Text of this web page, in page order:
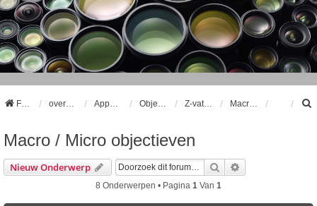
Forum
Macro / Micro objectieven
Nieuw Onderwerp Zoek
8 Onderwerpen • Pagina 1 Van 1